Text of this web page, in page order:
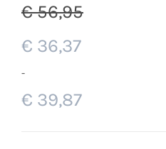
€56,95
€ 36,37
-
€ 39,87